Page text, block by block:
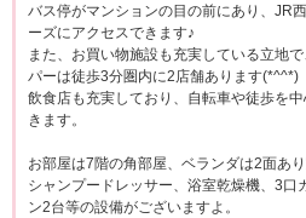
バス停がマンションの目の前にあり、JR
ーズにアクセスできます♪
また、お買い物施設も充実している立地
パーは徒歩3分圏内に2店舗あります(*^^*)
飲食店も充実しており、自転車や徒歩を
きます。
お部屋は7階の角部屋、ベランダは2面あ
シャンプードレッサー、浴室乾燥機、3口
ン2台等の設備がございますよ。